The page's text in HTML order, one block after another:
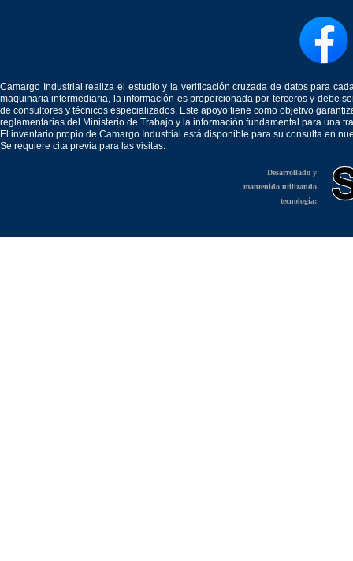
Camargo Industrial realiza el estudio y la verificación cruzada de datos para
maquinaria intermediaria, la información es proporcionada por terceros y debe
de consultores y técnicos especializados. Este apoyo tiene como objetivo
reglamentarias del Ministerio de Trabajo y la información fundamental para una
El inventario propio de Camargo Industrial está disponible para su consulta en
Se requiere cita previa para las visitas.
Desarrollado y
mantenido utilizando
tecnología: